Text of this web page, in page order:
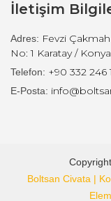
İletişim
Adres: Fevzi
No: 1 Karatay / Konya
Telefon: +90 332 246
E-Posta:
Boltsan Civata |